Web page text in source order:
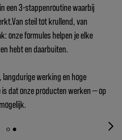
een 3-stappenroutine waarbij
steil tot krullend, van
onze formules helpen je elke
hebt en daarbuiten.
werking en hoge
dat onze producten werken — op